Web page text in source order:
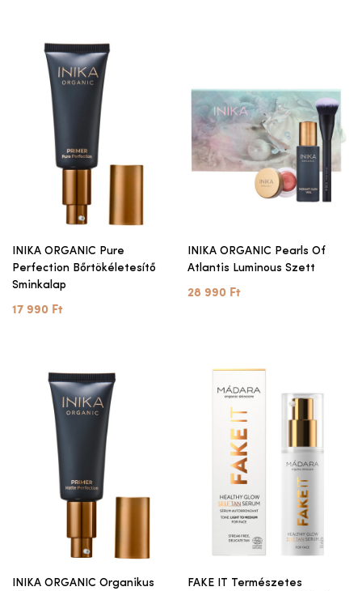
INIKA ORGANIC Pure
Perfection Bőrtökéletesítő
Sminkalap
17 990 Ft
INIKA ORGANIC Pearls Of
Atlantis Luminous Szett
28 990 Ft
INIKA ORGANIC Organikus
FAKE IT Természetes